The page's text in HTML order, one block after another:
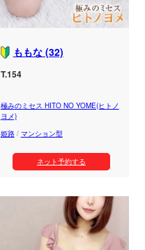
ももな (32)
T.154
極みのミセス HITO NO YOME(ヒトノ
ヨメ)
姫路/ マンション型
ネット予約する